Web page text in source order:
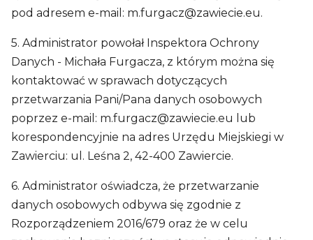
pod adresem e-mail: m.furgacz@zawiecie.eu.
5. Administrator powołał Inspektora Ochrony
Danych - Michała Furgacza, z którym można się
kontaktować w sprawach dotyczących
przetwarzania Pani/Pana danych osobowych
poprzez e-mail: m.furgacz@zawiecie.eu
lub
korespondencyjnie na adres Urzędu Miejskiegi w
Zawierciu: ul. Leśna 2, 42-400 Zawiercie.
6. Administrator oświadcza, że przetwarzanie
danych osobowych odbywa się zgodnie z
Rozporządzeniem 2016/679 oraz że w celu